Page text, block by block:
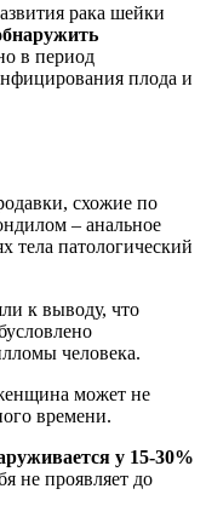
рака шейки
в период
плода и
схожие по
– анальное
тела патологический
к выводу, что
человека.
может не
времени.
у 15-30%
не проявляет до